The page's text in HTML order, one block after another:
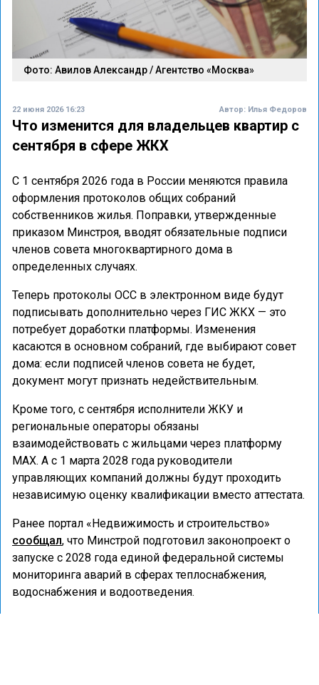
Фото: Авилов Александр / Агентство «Москва»
22 июня 2026 16:23 Автор: Илья Федоров
Что изменится для владельцев квартир с
сентября в сфере ЖКХ
С 1 сентября 2026 года в России меняются правила
оформления протоколов общих собраний
собственников жилья. Поправки, утвержденные
приказом Минстроя, вводят обязательные подписи
членов совета многоквартирного дома в
определенных случаях.
Теперь протоколы ОСС в электронном виде будут
подписывать дополнительно через ГИС ЖКХ — это
потребует доработки платформы. Изменения
касаются в основном собраний, где выбирают совет
дома: если подписей членов совета не будет,
документ могут признать недействительным.
Кроме того, с сентября исполнители ЖКУ и
региональные операторы обязаны
взаимодействовать с жильцами через платформу
MAX. А с 1 марта 2028 года руководители
управляющих компаний должны будут проходить
независимую оценку квалификации вместо аттестата.
Ранее портал «Недвижимость и строительство»
сообщал, что Минстрой подготовил законопроект о
запуске с 2028 года единой федеральной системы
мониторинга аварий в сферах теплоснабжения,
водоснабжения и водоотведения.